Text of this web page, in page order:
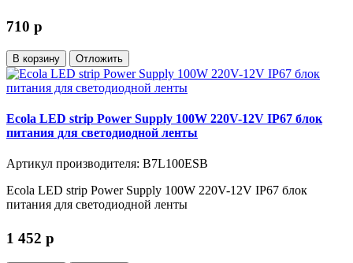
710 p
В корзину Отложить
Ecola LED strip Power Supply 100W 220V-12V IP67 блок
питания для светодиодной ленты
Артикул производителя: B7L100ESB
Ecola LED strip Power Supply 100W 220V-12V IP67 блок
питания для светодиодной ленты
1 452 p